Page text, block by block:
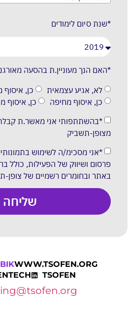
*שנת סיום לימודים
*האם הנך מעוניין.ת בהסעה
לא, אגיע עצמאית
כן,
כן, איסוף מחיפה
כן, איסוף
*בהשתתפותי אני מאשר.ת קבלת
מצופן-תשביק
*אני מסכימ/ה לשימוש
פרסום ושיווק של הפעילות, כולל
באתר ובחומרים רשמיים של צופן-
שליחה
WWW.TSOFEN.ORG
TSOFEN